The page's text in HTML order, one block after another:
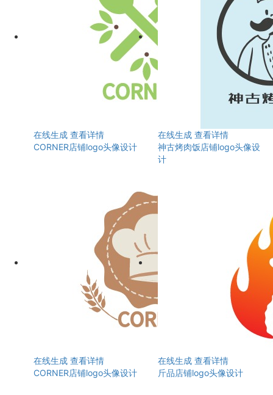
在线生成 查看详情
CORNER店铺logo头像设计
在线生成 查看详情
神古烤肉饭店铺logo头像设
计
在线生成 查看详情
CORNER店铺logo头像设计
在线生成 查看详情
斤品店铺logo头像设计